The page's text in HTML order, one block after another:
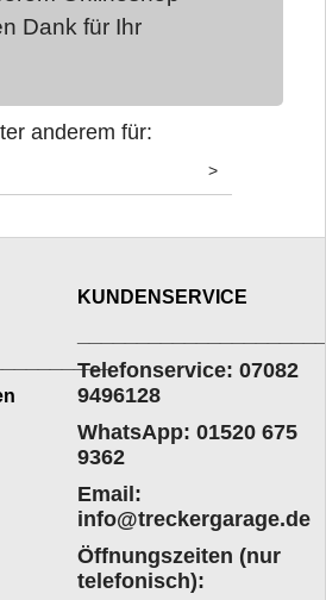
Dank für Ihr
anderem für:
>
KUNDENSERVICE
Telefonservice: 07082
9496128
WhatsApp: 01520 675
9362
Email:
info@treckergarage.de
Öffnungszeiten (nur
telefonisch):